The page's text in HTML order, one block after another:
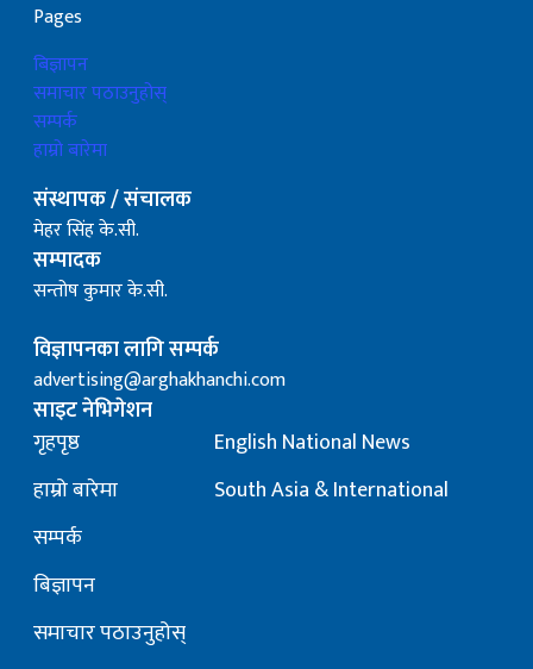
Pages
बिज्ञापन
समाचार पठाउनुहोस्
सम्पर्क
हाम्रो बारेमा
संस्थापक / संचालक
मेहर सिंह के.सी.
सम्पादक
सन्तोष कुमार के.सी.
विज्ञापनका लागि सम्पर्क
advertising@arghakhanchi.com
साइट नेभिगेशन
गृहपृष्ठ
हाम्रो बारेमा
सम्पर्क
बिज्ञापन
समाचार पठाउनुहोस्
English National News
South Asia & International